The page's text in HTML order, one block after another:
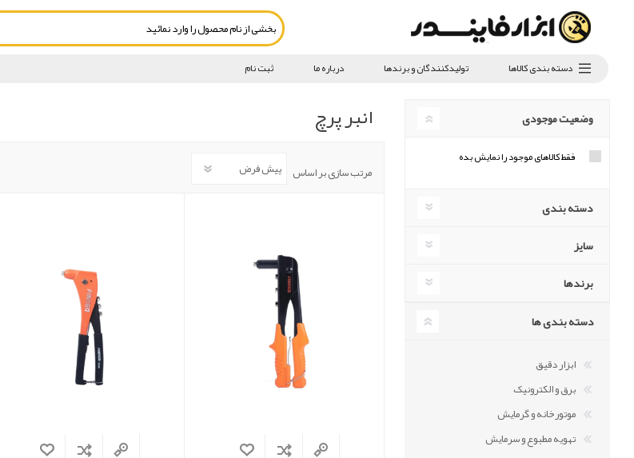
دسته بندی کالاها تولیدکنندگان و برندها درباره ما ثبت نام
انبر پرچ
مرتب سازی بر اساس
وضعیت موجودی
فقط کالاهای موجود را نمایش بده
دسته بندی
سایز
برندها
دسته بندی ها
ابزار دقیق
برق و الکترونیک
موتورخانه و گرمایش
تهویه مطبوع و سرمایش